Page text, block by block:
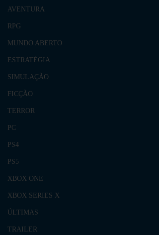
AVENTURA
RPG
MUNDO ABERTO
ESTRATÉGIA
SIMULAÇÃO
FICÇÃO
TERROR
PC
PS4
PS5
XBOX ONE
XBOX SERIES X
ÚLTIMAS
TRAILER